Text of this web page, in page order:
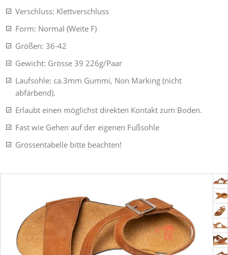
Verschluss: Klettverschluss
Form: Normal (Weite F)
Größen: 36-42
Gewicht: Grösse 39 226g/Paar
Laufsohle: ca.3mm Gummi, Non Marking (nicht
abfärbend).
Erlaubt einen möglichst direkten Kontakt zum Boden.
Fast wie Gehen auf der eigenen Fußsohle
Grössentabelle bitte beachten!